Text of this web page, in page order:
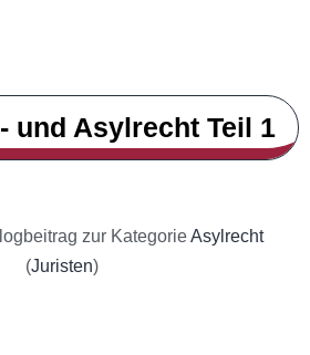
und Asylrecht Teil 1
zur KategorieAsylrecht
(Juristen)